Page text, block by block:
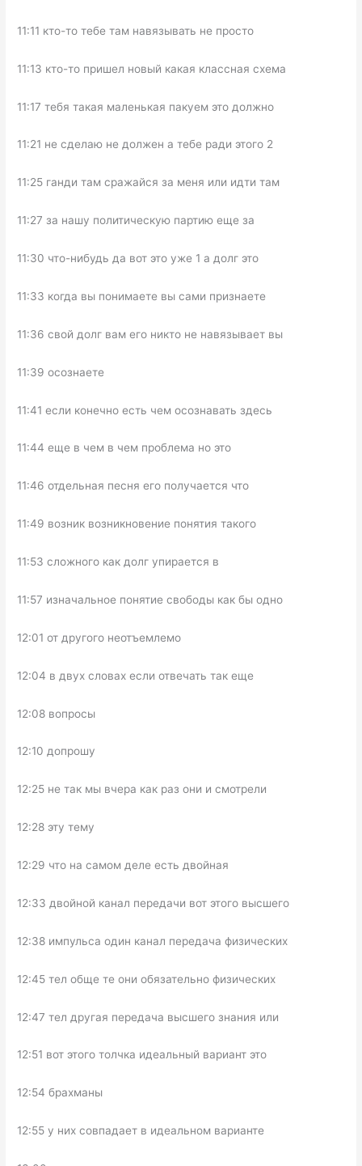
11:11 кто-то тебе там навязывать не просто
11:13 кто-то пришел новый какая классная схема
11:17 тебя такая маленькая пакуем это должно
11:21 не сделаю не должен а тебе ради этого 2
11:25 ганди там сражайся за меня или идти там
11:27 за нашу политическую партию еще за
11:30 что-нибудь да вот это уже 1 а долг это
11:33 когда вы понимаете вы сами признаете
11:36 свой долг вам его никто не навязывает вы
11:39 осознаете
11:41 если конечно есть чем осознавать здесь
11:44 еще в чем в чем проблема но это
11:46 отдельная песня его получается что
11:49 возник возникновение понятия такого
11:53 сложного как долг упирается в
11:57 изначальное понятие свободы как бы одно
12:01 от другого неотъемлемо
12:04 в двух словах если отвечать так еще
12:08 вопросы
12:10 допрошу
12:25 не так мы вчера как раз они и смотрели
12:28 эту тему
12:29 что на самом деле есть двойная
12:33 двойной канал передачи вот этого высшего
12:38 импульса один канал передача физических
12:45 тел обще те они обязательно физических
12:47 тел другая передача высшего знания или
12:51 вот этого толчка идеальный вариант это
12:54 брахманы
12:55 у них совпадает в идеальном варианте